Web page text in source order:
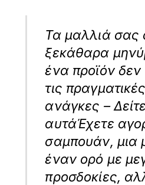
Τα μαλλιά σας
ξεκάθαρα
ένα προϊόν δεν
τις
ανάγκες –
αυτάΈχετε
σαμπουάν, μια
έναν ορό με
προσδοκίες,